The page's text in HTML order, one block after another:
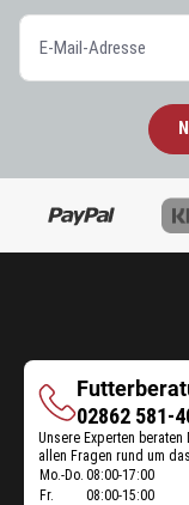
02862 581-
Unsere Experten beraten
allen Fragen rund um
Öffnungszeiten
Mo.-Do. 08:00-17:00
Fr.
08:00-15:00